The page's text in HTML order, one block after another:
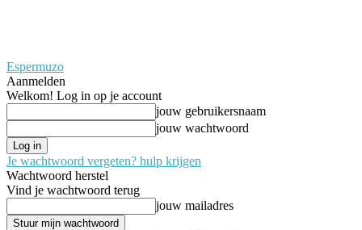
Espermuzo
Aanmelden
Welkom! Log in op je account
jouw gebruikersnaam
jouw wachtwoord
Je wachtwoord vergeten? hulp krijgen
Wachtwoord herstel
Vind je wachtwoord terug
jouw mailadres